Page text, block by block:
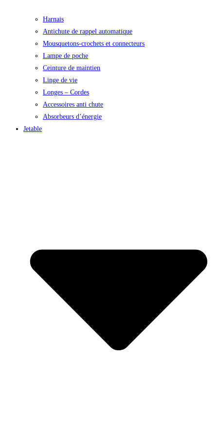
Harnais
Antichute de rappel automatique
Mousquetons-crochets et connecteurs
Lampe de poche
Ceinture de maintien
Linge de vie
Longes – Cordes
Accessoires anti chute
Absorbeurs d’énergie
Jetable